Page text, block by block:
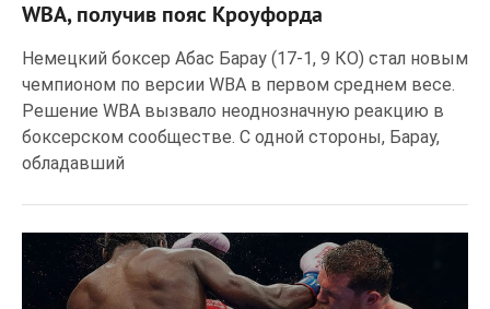
WBA, получив пояс Кроуфорда
Немецкий боксер Абас Барау (17-1, 9 КО) стал новым
чемпионом по версии WBA в первом среднем весе.
Решение WBA вызвало неоднозначную реакцию в
боксерском сообществе. С одной стороны, Барау,
обладавший